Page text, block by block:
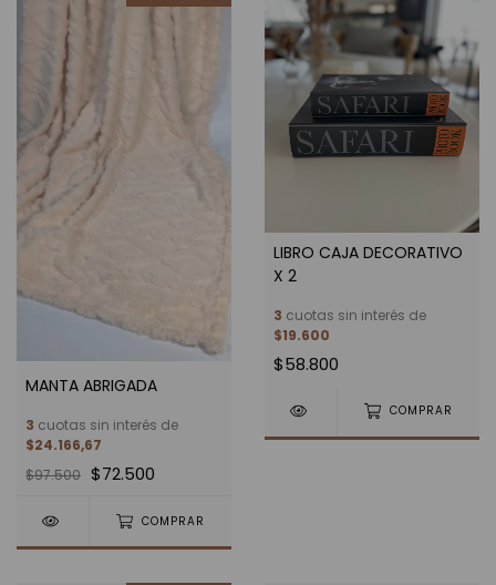
MANTA ABRIGADA
3 cuotas sin interés de
$24.166,67
$97.500 $72.500
COMPRAR
LIBRO CAJA DECORATIVO
X 2
3 cuotas sin interés de
$19.600
$58.800
COMPRAR